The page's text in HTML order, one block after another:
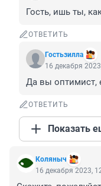
Гость, ишь ты,
ОТВЕТИТЬ
Гостьзилла
16 декабря
Да вы оптимист,
ОТВЕТИТЬ
Показать
Коляныч
16 декабря 2023,